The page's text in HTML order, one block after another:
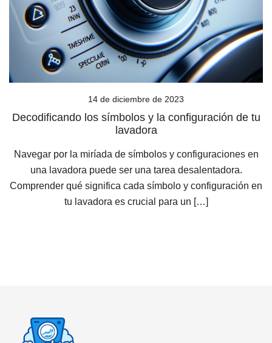
14 de diciembre de 2023
Decodificando los símbolos y la configuración de tu
lavadora
Navegar por la miríada de símbolos y configuraciones en
una lavadora puede ser una tarea desalentadora.
Comprender qué significa cada símbolo y configuración en
tu lavadora es crucial para un […]